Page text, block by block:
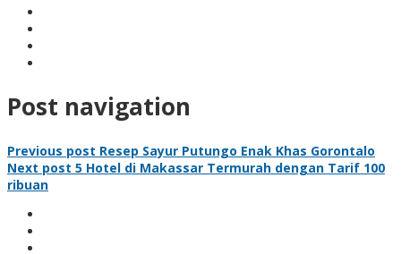
Post navigation
Previous post Resep Sayur Putungo Enak Khas Gorontalo
Next post 5 Hotel di Makassar Termurah dengan Tarif 100
ribuan